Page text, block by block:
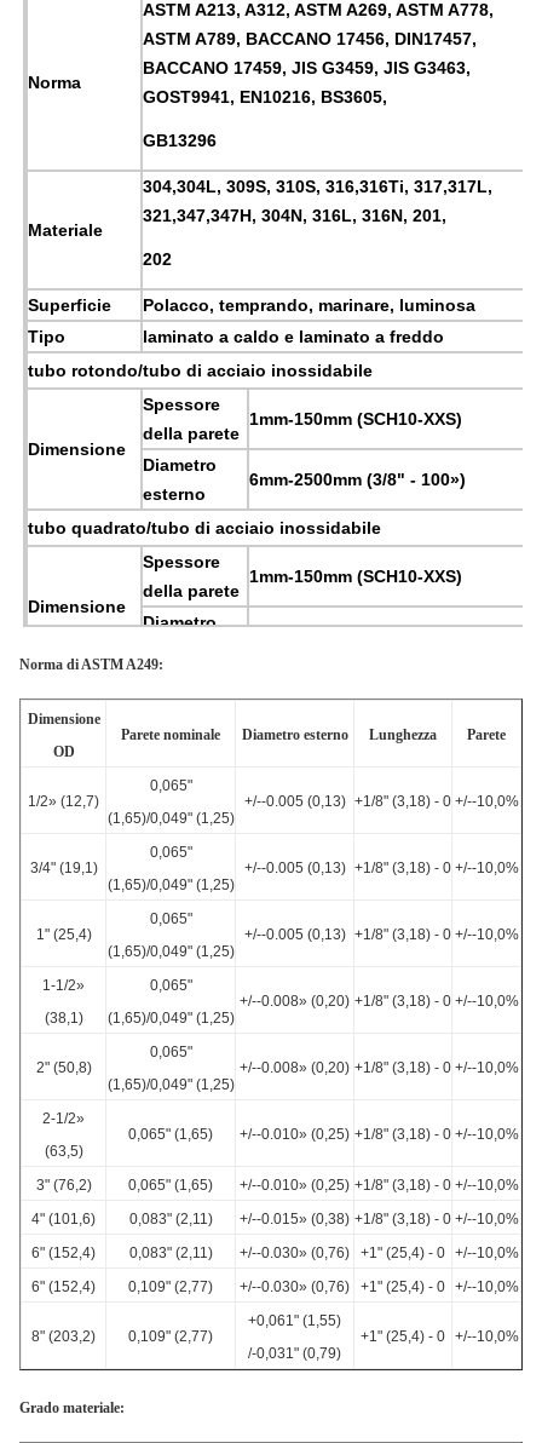
Norma
ASTM A213, A312, ASTM A269, ASTM A778,
ASTM A789, BACCANO 17456, DIN17457,
BACCANO 17459, JIS G3459, JIS G3463,
GOST9941, EN10216, BS3605,
GB13296
Materiale
304,304L, 309S, 310S, 316,316Ti, 317,317L,
321,347,347H, 304N, 316L, 316N, 201,
202
Superficie
Polacco, temprando, marinare, luminosa
Tipo
laminato a caldo e laminato a freddo
tubo rotondo/tubo di acciaio inossidabile
Dimensione
Spessore
della parete
1mm-150mm (SCH10-XXS)
Diametro
esterno
6mm-2500mm (3/8" - 100»)
tubo quadrato/tubo di acciaio inossidabile
Dimensione
Spessore
della parete
1mm-150mm (SCH10-XXS)
Diametro
Dimensione
1mm-150mm (SCH10-XXS)
Diametro
esterno
6mm-2500mm (3/8" - 100»)
Lunghezza
12000mm, o come richiedono
Norma di ASTM A249:
Dimensione
OD
Parete nominale Diametro esterno Lunghezza Parete
1/2» (12,7)
0,065"
(1,65)/0,049" (1,25)
+/--0.005 (0,13) +1/8" (3,18) - 0 +/--10,0%
3/4" (19,1)
0,065"
(1,65)/0,049" (1,25)
+/--0.005 (0,13) +1/8" (3,18) - 0 +/--10,0%
1" (25,4)
0,065"
(1,65)/0,049" (1,25)
+/--0.005 (0,13) +1/8" (3,18) - 0 +/--10,0%
1-1/2»
(38,1)
0,065"
(1,65)/0,049" (1,25)
+/--0.008» (0,20) +1/8" (3,18) - 0 +/--10,0%
2" (50,8)
0,065"
(1,65)/0,049" (1,25)
+/--0.008» (0,20) +1/8" (3,18) - 0 +/--10,0%
2-1/2»
(63,5)
0,065" (1,65) +/--0.010» (0,25) +1/8" (3,18) - 0 +/--10,0%
3" (76,2) 0,065" (1,65) +/--0.010» (0,25) +1/8" (3,18) - 0 +/--10,0%
4" (101,6)
0,083" (2,11) +/--0.015» (0,38) +1/8" (3,18) - 0 +/--10,0%
6" (152,4)
0,083" (2,11) +/--0.030» (0,76) +1" (25,4) - 0 +/--10,0%
6" (152,4)
0,109" (2,77) +/--0.030» (0,76) +1" (25,4) - 0 +/--10,0%
8" (203,2) 0,109" (2,77)
+0,061" (1,55)
/-0,031" (0,79)
+1" (25,4) - 0 +/--10,0%
Grado materiale: